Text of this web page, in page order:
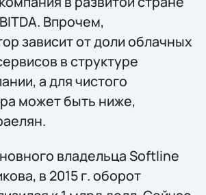
Впрочем,
зависит от доли облачных
в структуре
а для чистого
может быть ниже,
владельца Softline
в 2015 г. оборот